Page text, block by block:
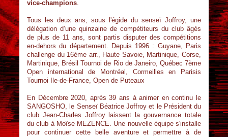
vice-champions
Tous les deux ans, sous l'égide du senseï Joffroy, une
délégation d’une quinzaine de compétiteurs du club âgés
de plus de 11 ans, sont partis disputer des compétitions
en-dehors du département. Depuis 1996 : Guyane, Paris
challenge du 16ème arr., Haute Savoie, Martinique, Corse,
Martinique, Brésil Tournoi de Rio de Janeiro, Québec 7ème
Open international de Montréal, Cormeilles en Parisis
Tournoi Ile-de-France, Open de Puteaux
En Décembre 2020, après 39 ans à animer en continu le
SANGOSHO, le Senseï Béatrice Joffroy et le Président du
club Jean-Charles Joffroy laissent la gouvernance totale
du club à Moïse MEZENCE. Une nouvelle équipe s'installe
pour continuer cette belle aventure et permettre à de